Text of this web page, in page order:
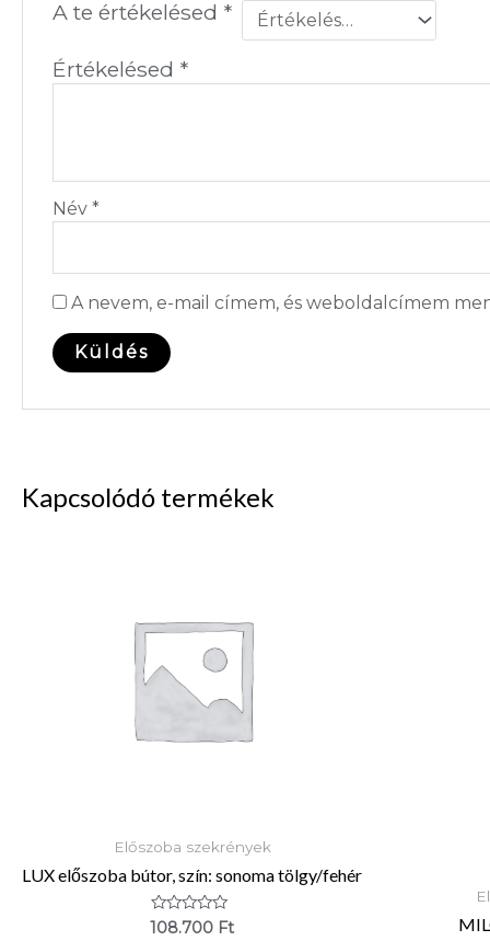
A te értékelésed *
Értékelésed *
Név *
A nevem, e-mail címem, és weboldalcímem
Kapcsolódó termékek
Előszoba szekrények
LUX előszoba bútor, szín: sonoma tölgy/fehér
Értékelés:
108.700 Ft